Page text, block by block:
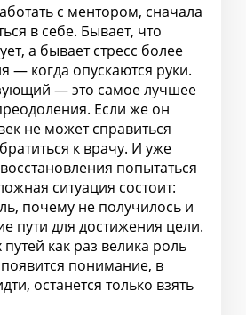
с ментором, сначала
в себе. Бывает, что
а бывает стресс более
— когда опускаются руки.
— это самое лучшее
Если же он
не может справиться
к врачу. И уже
попытаться
ситуация состоит:
почему не получилось и
пути для достижения цели.
как раз велика роль
понимание, в
останется только взять